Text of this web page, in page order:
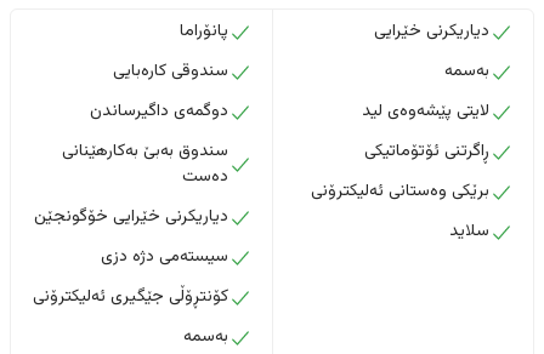
دیاریکرنی خێرایی
بەسمە
لایتی پێشەوەی لید
ڕاگرتنی ئۆتۆماتیکی
برێکی وەستانی ئەلیکترۆنی
سلاید
پانۆراما
سندوقی کارەبایی
دوگمەی داگیرساندن
سندوق بەبێ بەکارهێنانی
دەست
دیاریکرنی خێرایی خۆگونجێن
سیستەمی دژە دزی
کۆنتڕۆڵی جێگیری ئەلیکترۆنی
بەسمە